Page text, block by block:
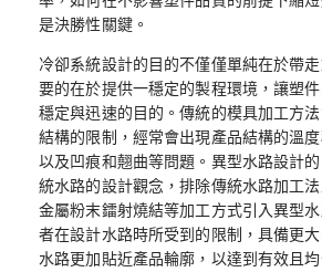
是決勝性關鍵。
冷卻系統設計的目的不僅僅單純在於帶
要的在於提供一穩定的製程環境，讓塑
穩定與迅速的目的。傳統的模具加工方
結構的限制，經常會出現產品結構的溫
以及凹痕和翹曲等問題。異型水路設計
統水路的設計觀念，排除傳統水路加工
金屬粉末鐳射燒結等加工方式引入異型
者在設計水路時所受到的限制，具備更
水路更加貼近產品輪廓，以達到有效且